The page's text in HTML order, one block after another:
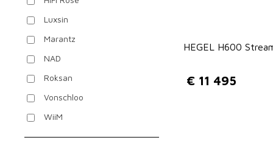
HEGEL H600
€ 11 495
Luxsin
Marantz
NAD
Roksan
Vonschloo
WiiM